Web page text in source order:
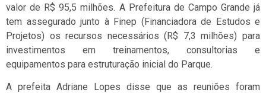
valor de R$ 95,5 milhões. A Prefeitura de Campo Grande já
tem assegurado junto à Finep (Financiadora de Estudos e
Projetos) os recursos necessários (R$ 7,3 milhões) para
investimentos em treinamentos, consultorias e
equipamentos para estruturação inicial do Parque.
A prefeita Adriane Lopes disse que as reuniões foram